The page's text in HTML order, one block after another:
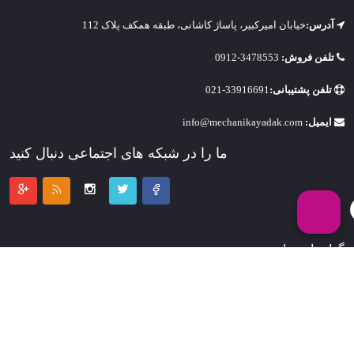
آدرس:خیابان امیرکبیر، پاساژ کاشانی، طبقه همکف پلاک 112
تلفن فروش:
تلفن پشتیبانی:33916691-021
ایمیل:
ما را در شبکه های اجتماعی دنبال کنید
گواهینامه ها